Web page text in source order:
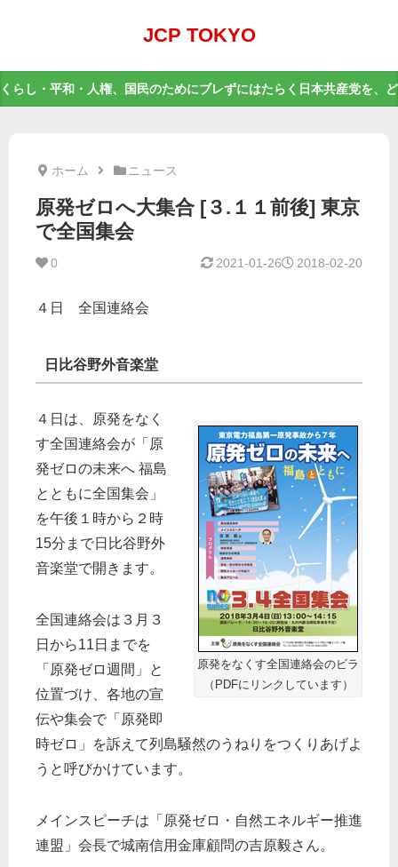
JCP TOKYO
くらし・平和・人権、国民のためにブレずにはたらく日本共産党を、
ホーム ニュース
原発ゼロへ大集合 [３.１１前後] 東京
で全国集会
0 2018-02-20
2021-01-26
４日 全国連絡会
日比谷野外音楽堂
原発をなくす全国連絡会のビラ
（PDFにリンクしています）
４日は、原発をなく
す全国連絡会が「原
発ゼロの未来へ 福島
とともに全国集会」
を午後１時から２時
15分まで日比谷野外
音楽堂で開きます。
全国連絡会は３月３
日から11日までを
「原発ゼロ週間」と
位置づけ、各地の宣
伝や集会で「原発即
時ゼロ」を訴えて列島騒然のうねりをつくりあげよ
うと呼びかけています。
メインスピーチは「原発ゼロ・自然エネルギー推進
連盟」会長で城南信用金庫顧問の吉原毅さん。